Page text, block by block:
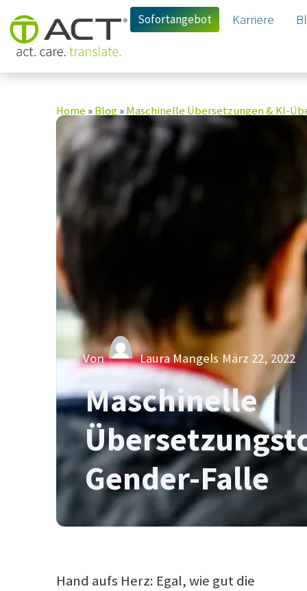
Sofortangebot Karriere
Home »Blog»Maschinelle Übersetzungen & KI-
VonLaura Mangels März 22, 2022
Maschinelle
Gender-Falle
Hand aufs Herz: Egal, wie gut die